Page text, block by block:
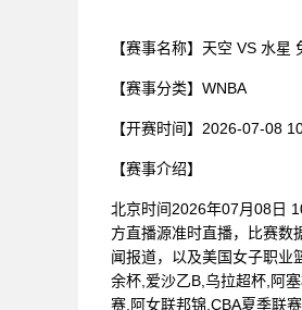
【赛事名称】 天空 VS 水星
【赛事分类】 WNBA
【开赛时间】 2026-07-08
【赛事介绍】
北京时间2026年07月08日
方直播源准时直播，比赛数
闻报道，以及美国女子职业
余杯,爱沙乙B,乌拉超杯,阿
赛,阿女联邦锦,CBA夏季联